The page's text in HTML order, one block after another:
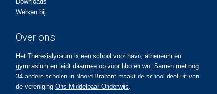
Downloads
Werken bij
Over ons
Het Theresialyceum is een school voor havo, atheneum en
gymnasium en leidt daarmee op voor hbo en wo. Samen met nog
34 andere scholen in Noord-Brabant maakt de school deel uit van
de vereniging Ons Middelbaar Onderwijs.